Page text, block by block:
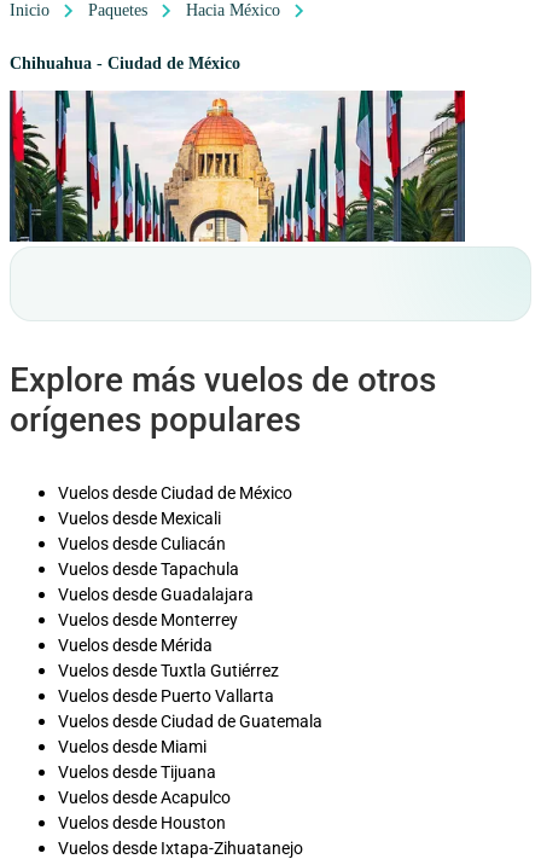
Inicio Paquetes Hacia México
Chihuahua - Ciudad de México
Explore más vuelos de otros
orígenes populares
Vuelos desde Ciudad de México
Vuelos desde Mexicali
Vuelos desde Culiacán
Vuelos desde Tapachula
Vuelos desde Guadalajara
Vuelos desde Monterrey
Vuelos desde Mérida
Vuelos desde Tuxtla Gutiérrez
Vuelos desde Puerto Vallarta
Vuelos desde Ciudad de Guatemala
Vuelos desde Miami
Vuelos desde Tijuana
Vuelos desde Acapulco
Vuelos desde Houston
Vuelos desde Ixtapa-Zihuatanejo